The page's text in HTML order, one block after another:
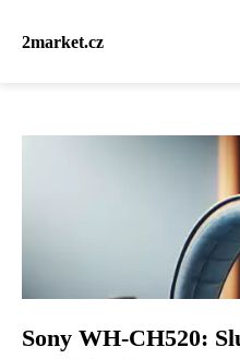
2market.cz
Sony WH-CH520: